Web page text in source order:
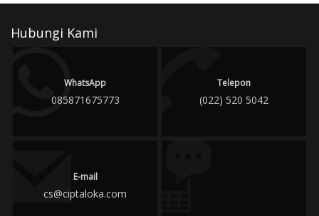
Hubungi Kami
WhatsApp
085871675773
Telepon
(022) 520 5042
E-mail
cs@ciptaloka.com